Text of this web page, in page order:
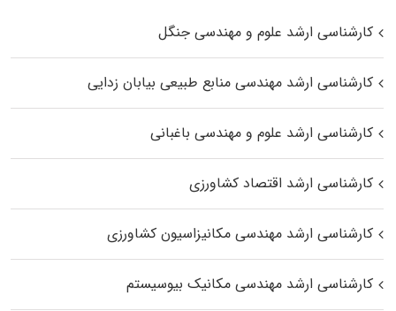
کارشناسی ارشد علوم و مهندسی جنگل
کارشناسی ارشد مهندسی منابع طبیعی بیابان زدایی
کارشناسی ارشد علوم و مهندسی باغبانی
کارشناسی ارشد اقتصاد کشاورزی
کارشناسی ارشد مهندسی مکانیزاسیون کشاورزی
کارشناسی ارشد مهندسی مکانیک بیوسیستم